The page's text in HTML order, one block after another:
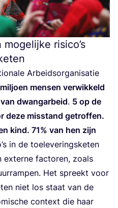
risico’s
Arbeids­or­ga­ni­sa­tie
mil­joen men­sen ver­wik­keld
dwang­ar­beid. 5 op de
deze mis­stand getrof­fen.
kind. 71% van hen zijn
in de toe­le­ve­rings­ke­ten
exter­ne fac­to­ren, zoals
Het spreekt voor
niet los staat van de
con­text die haar